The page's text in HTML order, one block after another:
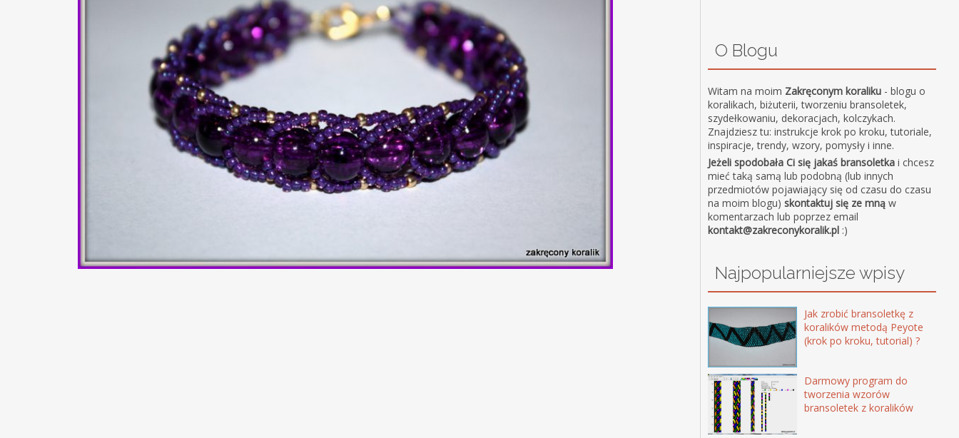
O Blogu
Witam na moim Zakręconym koraliku - blogu o
koralikach, biżuterii, tworzeniu bransoletek,
szydełkowaniu, dekoracjach, kolczykach.
Znajdziesz tu: instrukcje krok po kroku, tutoriale,
inspiracje, trendy, wzory, pomysły i inne.
Jeżeli spodobała Ci się jakaś bransoletka i chcesz
mieć taką samą lub podobną (lub innych
przedmiotów pojawiający się od czasu do czasu
na moim blogu)skontaktuj się ze mną w
komentarzach lub poprzez email
kontakt@zakreconykoralik.pl :)
Najpopularniejsze wpisy
Jak zrobić bransoletkę z
koralików metodą Peyote
(krok po kroku, tutorial) ?
Darmowy program do
tworzenia wzorów
bransoletek z koralików